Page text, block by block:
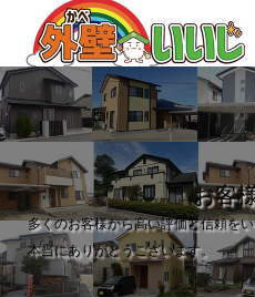
お客
多くのお客様から高い評価と信頼を
本当にありがとうございます。